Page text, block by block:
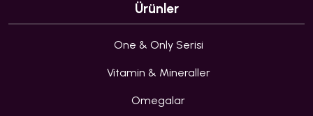
Ürünler
One & Only Serisi
Vitamin & Mineraller
Omegalar